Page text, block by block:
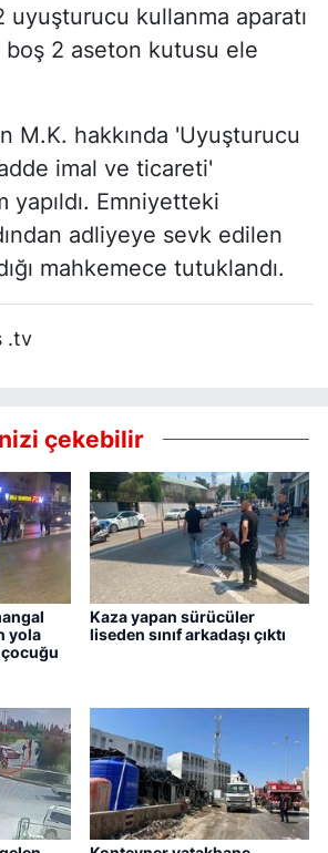
kullanma aparatı
2 aseton kutusu ele
M.K. hakkında 'Uyuşturucu
imal ve ticareti'
yapıldı. Emniyetteki
adliyeye sevk edilen
mahkemece tutuklandı.
.tv
çekebilir
yola
çocuğu
Kaza yapan sürücüler
liseden sınıf arkadaşı çıktı